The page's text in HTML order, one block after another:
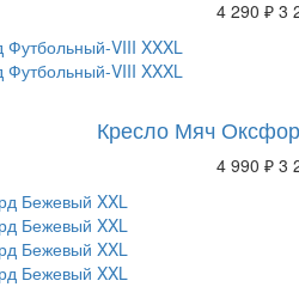
4 290 ₽ 3
Кресло Мяч
4 990 ₽ 3